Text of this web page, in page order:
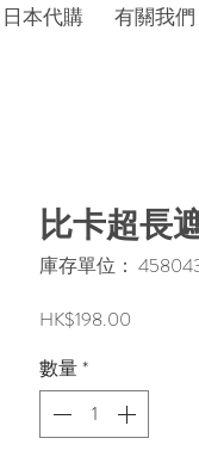
日本代購 有關我們
比卡超長
庫存單位：
HK$198.00
數量*